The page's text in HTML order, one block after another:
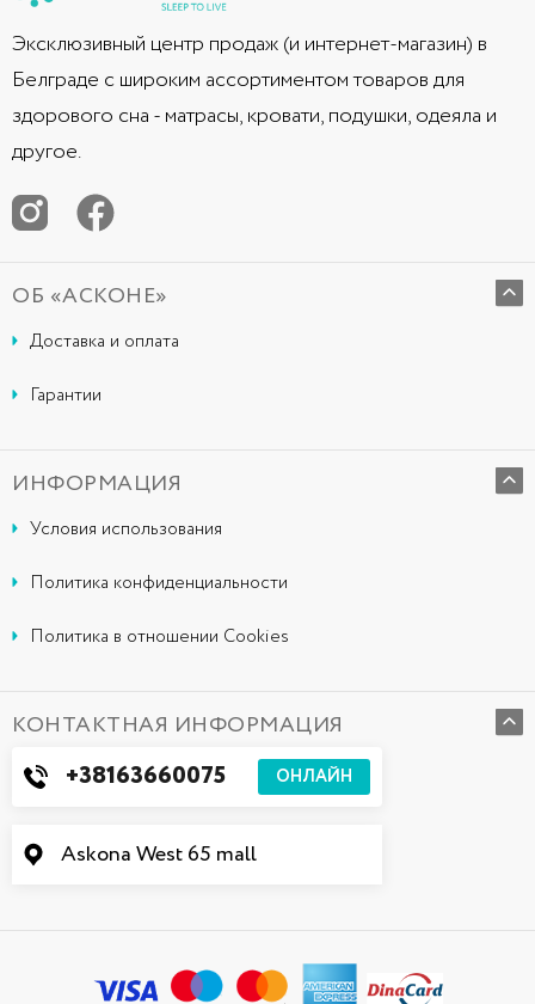
Эксклюзивный центр продаж (и интернет-магазин) в
Белграде с широким ассортиментом товаров для
здорового сна - матрасы, кровати, подушки, одеяла и
другое.
ОБ «АСКОНЕ»
Доставка и оплата
Гарантии
ИНФОРМАЦИЯ
Условия использования
Политика конфиденциальности
Политика в отношении Cookies
КОНТАКТНАЯ ИНФОРМАЦИЯ
+38163660075 ОНЛАЙН
Askona West 65 mall